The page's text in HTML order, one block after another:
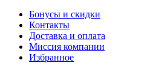
Бонусы и скидки
Контакты
Доставка и оплата
Миссия компании
Избранное